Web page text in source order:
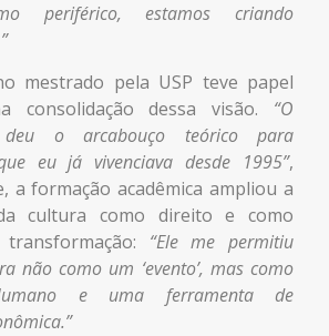
periférico, estamos criando
mestrado pela USP teve papel
consolidação dessa visão. “O
o arcabouço teórico para
eu já vivenciava desde 1995”,
a formação acadêmica ampliou a
cultura como direito e como
“Ele me permitiu
não como um ‘evento’, mas como
e uma ferramenta de